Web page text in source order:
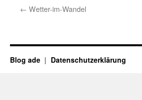
← Wetter-im-Wandel
Blog ade Datenschutzerklärung